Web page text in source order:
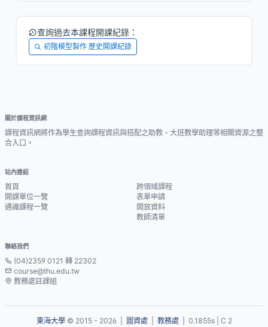
查詢過去本課程開課紀錄：
初階模型製作 歷史開課紀錄
關於課程資訊網
課程資訊網將作為學生查詢課程資訊與搭配之助教、大班教學助理等相關資源之整
合入口。
站內連結
首頁
開課單位一覽
通識課程一覽
跨領域課程
表單申請
開放資料
教師清單
聯絡我們
(04)2359 0121 轉 22302
course@thu.edu.tw
教務處註課組
東海大學© 2015 - 2026 | 圖資處| 教務處| 0.1855s | C 2